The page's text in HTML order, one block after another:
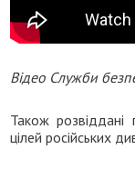
Відео Служби
Також розвіддані
цілей російських